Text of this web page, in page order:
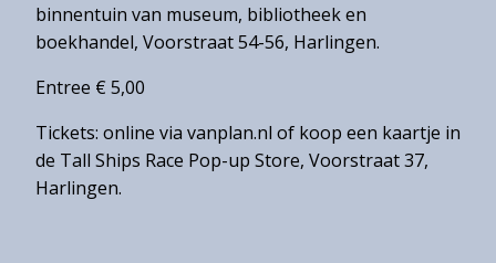
binnentuin van museum, bibliotheek en
boekhandel, Voorstraat 54-56, Harlingen.
Entree € 5,00
Tickets: online via vanplan.nl of koop een kaartje in
de Tall Ships Race Pop-up Store, Voorstraat 37,
Harlingen.